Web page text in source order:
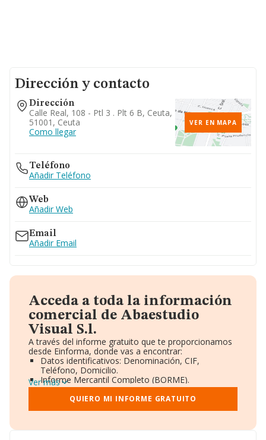
Dirección y contacto
Dirección
Calle Real, 108 - Ptl 3 . Plt 6 B, Ceuta,
51001, Ceuta
Como llegar
VER EN MAPA
Teléfono
Añadir Teléfono
Web
Añadir Web
Email
Añadir Email
Acceda a toda la información
comercial de Abaestudio
Visual S.l.
A través del informe gratuito que te proporcionamos
desde Einforma, donde vas a encontrar:
Datos identificativos: Denominación, CIF,
Teléfono, Domicilio.
Informe Mercantil Completo (BORME).
Gráficos de Evolución Ventas y Empleados.
Consejo de Administración y Administradores.
Directivos y Ejecutivos.
Ver más
QUIERO MI INFORME GRATUITO